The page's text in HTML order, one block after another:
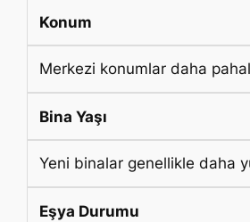
Konum
Merkezi konumlar daha
Bina Yaşı
Yeni binalar genellikle daha
Eşya Durumu